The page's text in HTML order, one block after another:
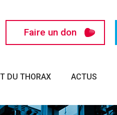
Faire un don
DU THORAX ACTUS